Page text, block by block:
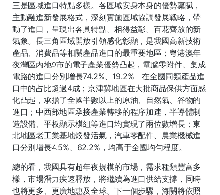
三是區域進口特點多樣。各區域安身本身的優勢稟賦，
主動融進新發展格式，深刻實施區域協調發展戰略，帶
動了進口，呈現出各具特點、相得益彰、百花齊放的新
氣象。長三角區域開放引領感化彰顯，是我國高新技術
產品、消費品等相關產品進口的最重要地區；粵港澳年
夜灣區內地9市的電子產業優勢凸起，電腦零附件、集成
電路的進口分別增長74.2%、19.2%，在全國同類產品進
口中的占比超過4成；京津冀地區在大批商品保供方面感
化凸起，承擔了全國半數以上的原油、自然氣、谷物的
進口；中西部地區承接產業轉移的程序加速，半導體制
造設備、平板顯示模組等進口均實現了兩位數增長；東
北地區老工業基地煥發活氣，汽車零配件、農業機械進
口分別增長4.5%、62.2%，均高于全國均勻程度。
總的看，我國具有超年夜規模的市場，需求種類豐富多
樣，市場潛力疾速釋放，將繼續為進口供給支撐，同時
也將更多、更廣地惠及全球。下一個步驟，海關將依照